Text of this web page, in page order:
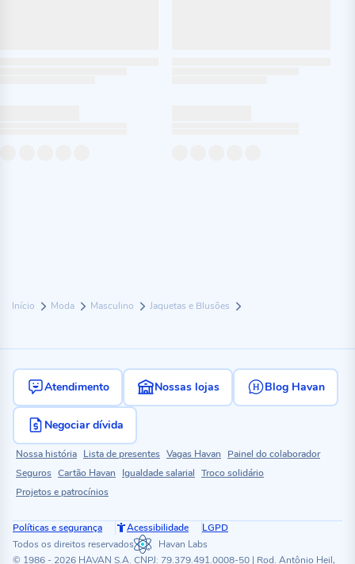
Início Moda Masculino Jaquetas e Blusões
Atendimento Nossas lojas Blog Havan
Negociar dívida
Nossa história Lista de presentes Vagas Havan
Painel do colaborador
Seguros Cartão Havan Igualdade salarial Troco solidário
Projetos e patrocínios
Políticas e segurança Acessibilidade
LGPD
Todos os direitos reservados
Havan Labs
© 1986 - 2026 HAVAN S.A. CNPJ: 79.379.491.0008-50 | Rod. Antônio Heil,